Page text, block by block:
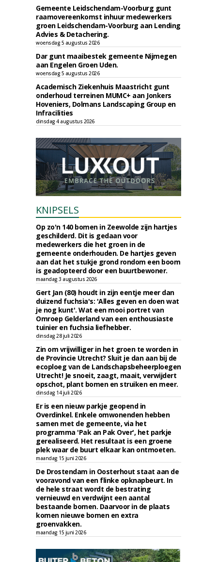
Gemeente Leidschendam-Voorburg gunt
raamovereenkomst inhuur medewerkers
groen Leidschendam-Voorburg aan Lending
Advies & Detachering.
woensdag 5 augustus 2026
Dar gunt maaibestek gemeente Nijmegen
aan Engelen Groen Uden.
woensdag 5 augustus 2026
Academisch Ziekenhuis Maastricht gunt
onderhoud terreinen MUMC+ aan Jonkers
Hoveniers, Dolmans Landscaping Group en
Infracilities
dinsdag 4 augustus 2026
KNIPSELS
Op zo'n 140 bomen in Zeewolde zijn hartjes
geschilderd. Dit is gedaan voor
medewerkers die het groen in de
gemeente onderhouden. De hartjes geven
aan dat het stukje grond rondom een boom
is geadopteerd door een buurtbewoner.
maandag 3 augustus 2026
Gert Jan (80) houdt in zijn eentje meer dan
duizend fuchsia's: 'Alles geven en doen wat
je nog kunt'. Wat een mooi portret van
Omroep Gelderland van een enthousiaste
tuinier en fuchsia liefhebber.
dinsdag 28 juli 2026
Zin om vrijwilliger in het groen te worden in
de Provincie Utrecht? Sluit je dan aan bij de
ecoploeg van de Landschapsbeheerploegen
Utrecht! Je snoeit, zaagt, maait, verwijdert
opschot, plant bomen en struiken en meer.
dinsdag 14 juli 2026
Er is een nieuw parkje geopend in
Overdinkel. Enkele omwonenden hebben
samen met de gemeente, via het
programma 'Pak an Pak Over', het parkje
gerealiseerd. Het resultaat is een groene
plek waar de buurt elkaar kan ontmoeten.
maandag 15 juni 2026
De Drostendam in Oosterhout staat aan de
vooravond van een flinke opknapbeurt. In
de hele straat wordt de bestrating
vernieuwd en verdwijnt een aantal
bestaande bomen. Daarvoor in de plaats
komen nieuwe bomen en extra
groenvakken.
maandag 15 juni 2026